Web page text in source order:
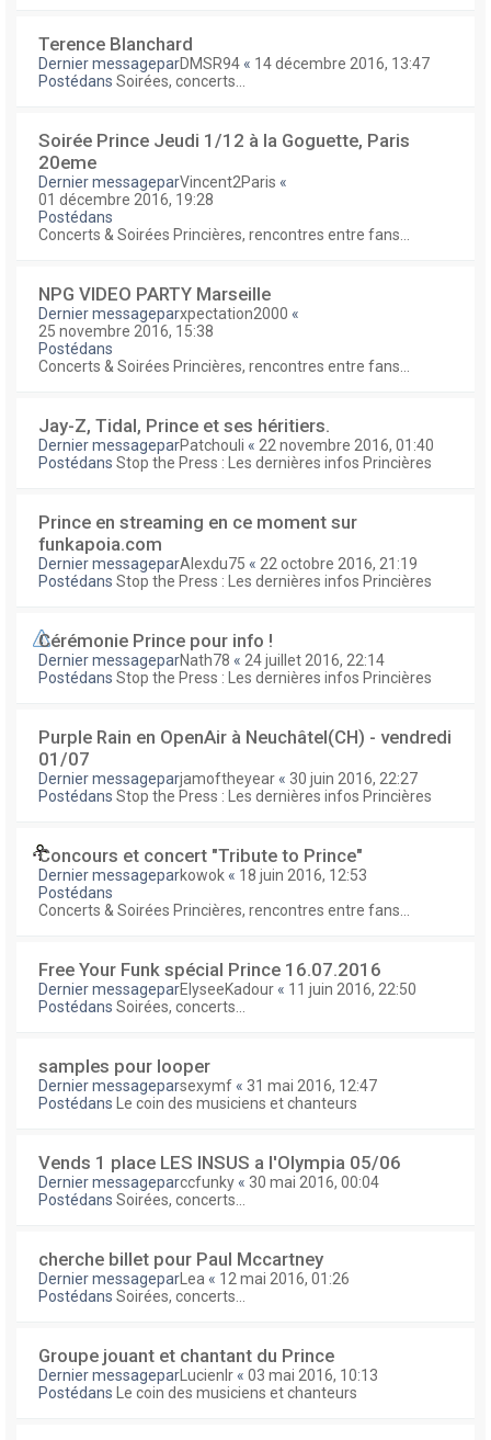
Terence Blanchard
Dernier messageparDMSR94 « 14 décembre 2016, 13:47
Postédans Soirées, concerts...
Soirée Prince Jeudi 1/12 à la Goguette, Paris
20eme
Dernier messageparVincent2Paris «
01 décembre 2016, 19:28
Postédans
Concerts & Soirées Princières, rencontres entre fans...
NPG VIDEO PARTY Marseille
Dernier messageparxpectation2000 «
25 novembre 2016, 15:38
Postédans
Concerts & Soirées Princières, rencontres entre fans...
Jay-Z, Tidal, Prince et ses héritiers.
Dernier messageparPatchouli « 22 novembre 2016, 01:40
Postédans Stop the Press : Les dernières infos Princières
Prince en streaming en ce moment sur
funkapoia.com
Dernier messageparAlexdu75 « 22 octobre 2016, 21:19
Postédans Stop the Press : Les dernières infos Princières
Cérémonie Prince pour info !
Dernier messageparNath78 « 24 juillet 2016, 22:14
Postédans Stop the Press : Les dernières infos Princières
Purple Rain en OpenAir à Neuchâtel(CH) - vendredi
01/07
Dernier messageparjamoftheyear « 30 juin 2016, 22:27
Postédans Stop the Press : Les dernières infos Princières
Concours et concert "Tribute to Prince"
Dernier messageparkowok « 18 juin 2016, 12:53
Postédans
Concerts & Soirées Princières, rencontres entre fans...
Free Your Funk spécial Prince 16.07.2016
Dernier messageparElyseeKadour « 11 juin 2016, 22:50
Postédans Soirées, concerts...
samples pour looper
Dernier messageparsexymf « 31 mai 2016, 12:47
Postédans
Le coin des musiciens et chanteurs
Vends 1 place LES INSUS a l'Olympia 05/06
Dernier messageparccfunky « 30 mai 2016, 00:04
Postédans Soirées, concerts...
cherche billet pour Paul Mccartney
Dernier messagepar Lea « 12 mai 2016, 01:26
Postédans Soirées, concerts...
Groupe jouant et chantant du Prince
Dernier messagepar Lucienlr « 03 mai 2016, 10:13
Postédans
Le coin des musiciens et chanteurs